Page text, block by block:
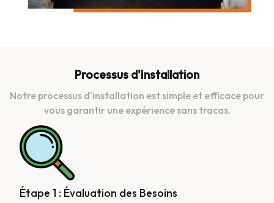
Processus d'Installation
Notre processus d'installation est simple et efficace pour
vous garantir une expérience sans tracas.
Étape 1 : Évaluation des Besoins